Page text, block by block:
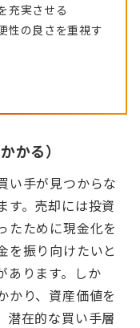
充実させる
性の良さを重視す
かる）
い手が見つからな
す。売却には投資
たために現金化を
を振り向けたいと
あります。しか
かり、資産価値を
潜在的な買い手層